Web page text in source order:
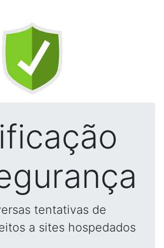
tentativas de
a sites hospedados